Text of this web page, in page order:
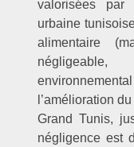
valorisées par
urbaine
alimentaire
l’amélioration
Grand Tunis,
négligence est